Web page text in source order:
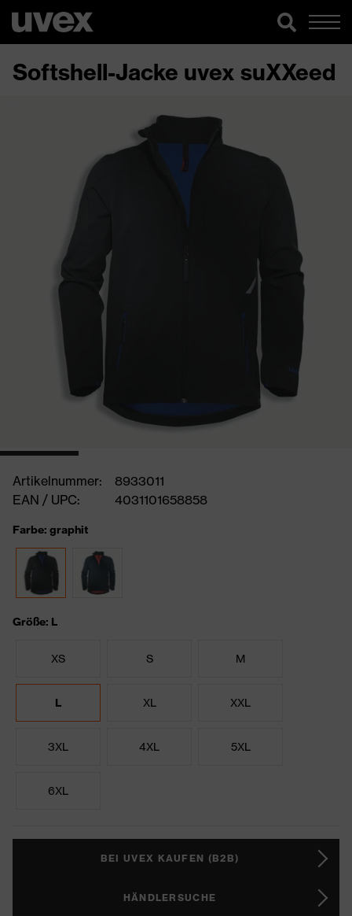
Softshell-Jacke uvex suXXeed
Artikelnummer:
8933011
EAN / UPC:
4031101658858
Farbe: graphit
Größe: L
XS S M
L XL XXL
3XL 4XL 5XL
6XL
BEI UVEX KAUFEN (B2B)
HÄNDLERSUCHE